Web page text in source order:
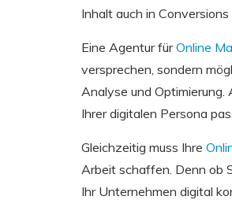
Inhalt auch in
Eine Agentur fürOnline
versprechen, sondern
Analyse und
Ihrer digitalen Persona
Gleichzeitig muss Ihre
Arbeit schaffen. Denn ob
Ihr Unternehmen digital